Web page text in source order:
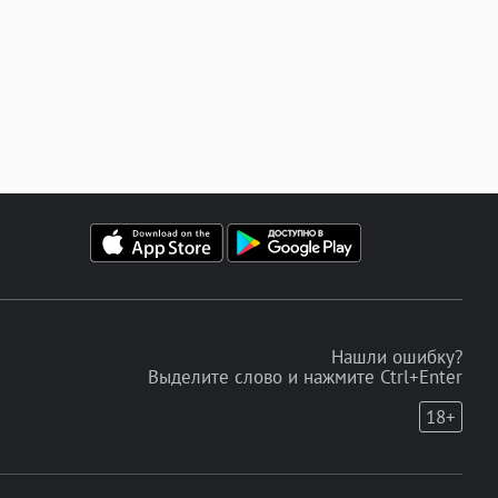
Нашли ошибку?
Выделите слово и нажмите Ctrl+Enter
18+